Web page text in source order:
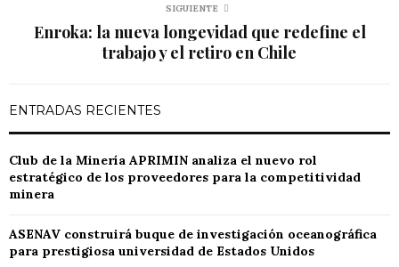
SIGUIENTE
Enroka: la nueva longevidad que redefine el
trabajo y el retiro en Chile
ENTRADAS RECIENTES
Club de la Minería APRIMIN analiza el nuevo rol
estratégico de los proveedores para la competitividad
minera
ASENAV construirá buque de investigación oceanográfica
para prestigiosa universidad de Estados Unidos